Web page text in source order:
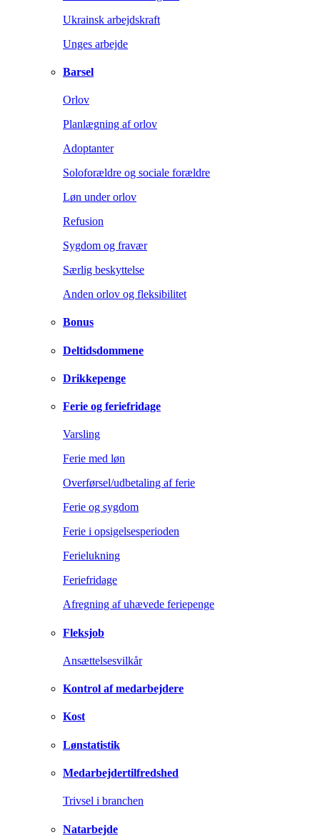
Ukrainsk arbejdskraft
Unges arbejde
Barsel
Orlov
Planlægning af orlov
Adoptanter
Soloforældre og sociale forældre
Løn under orlov
Refusion
Sygdom og fravær
Særlig beskyttelse
Anden orlov og fleksibilitet
Bonus
Deltidsdommene
Drikkepenge
Ferie og feriefridage
Varsling
Ferie med løn
Overførsel/udbetaling af ferie
Ferie og sygdom
Ferie i opsigelsesperioden
Ferielukning
Feriefridage
Afregning af uhævede feriepenge
Fleksjob
Ansættelsesvilkår
Kontrol af medarbejdere
Kost
Lønstatistik
Medarbejdertilfredshed
Trivsel i branchen
Natarbejde